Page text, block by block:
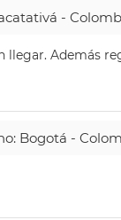
-
Además
Bogotá -